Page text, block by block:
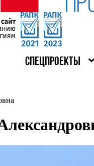
СПЕЦПРОЕКТЫ